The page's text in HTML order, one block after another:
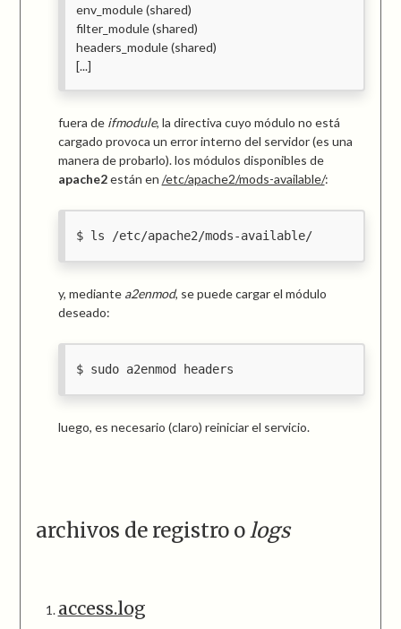
env_module (shared)
filter_module (shared)
headers_module (shared)
[...]
fuera de ifmodule, la directiva cuyo módulo no está
cargado provoca un error interno del servidor (es una
manera de probarlo). los módulos disponibles de
apache2están en /etc/apache2/mods-available/:
ls /etc/apache2/mods-available/
y, mediante a2enmod, se puede cargar el módulo
deseado:
sudo a2enmod headers
luego, es necesario (claro) reiniciar el servicio.
archivos de registro o logs
access.log